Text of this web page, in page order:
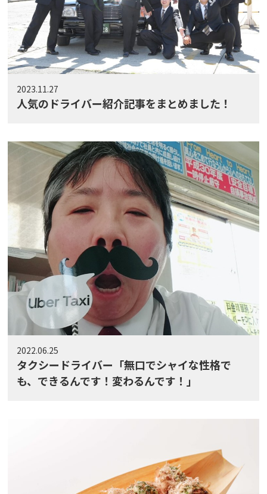
2023.11.27
人気のドライバー紹介記事をまとめました！
2022.06.25
タクシードライバー「無口でシャイな性格で
も、できるんです！変わるんです！」